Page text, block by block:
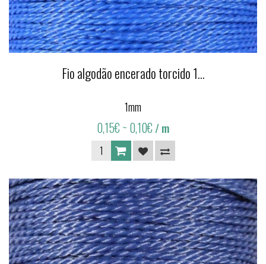
Fio algodão encerado torcido 1...
1mm
0,15€~ 0,10€/ m